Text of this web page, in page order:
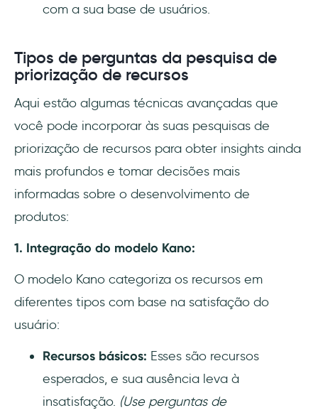
com a sua base de usuários.
Tipos de perguntas da pesquisa de
priorização de recursos
Aqui estão algumas técnicas avançadas que
você pode incorporar às suas pesquisas de
priorização de recursos para obter insights ainda
mais profundos e tomar decisões mais
informadas sobre o desenvolvimento de
produtos:
1. Integração do modelo Kano:
O modelo Kano categoriza os recursos em
diferentes tipos com base na satisfação do
usuário:
Recursos básicos: Esses são recursos
esperados, e sua ausência leva à
insatisfação. (Use perguntas de